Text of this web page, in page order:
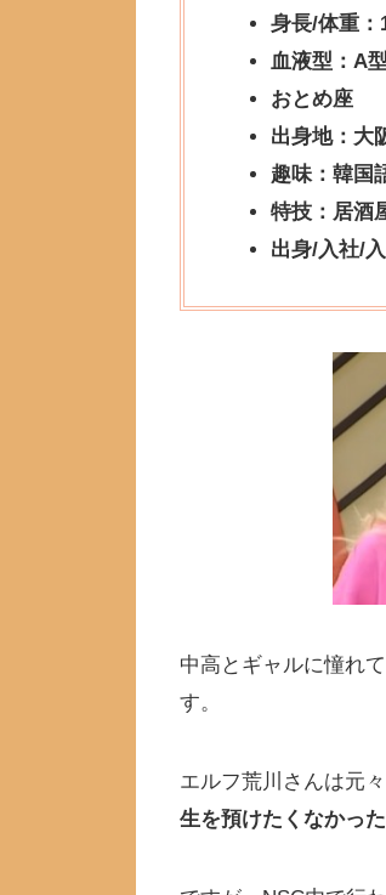
身長/体重
血液型：A型
おとめ座
出身地：大
趣味：韓国
特技：居酒
出身/入社/
中高とギャルに憧れ
す。
エルフ荒川さんは元々
生を預けたくなかった